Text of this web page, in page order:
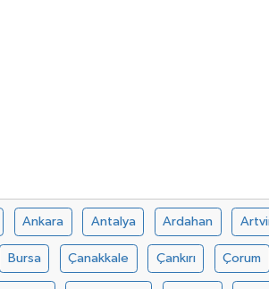
Ankara Antalya Ardahan
Bursa Çanakkale Çankırı Çorum